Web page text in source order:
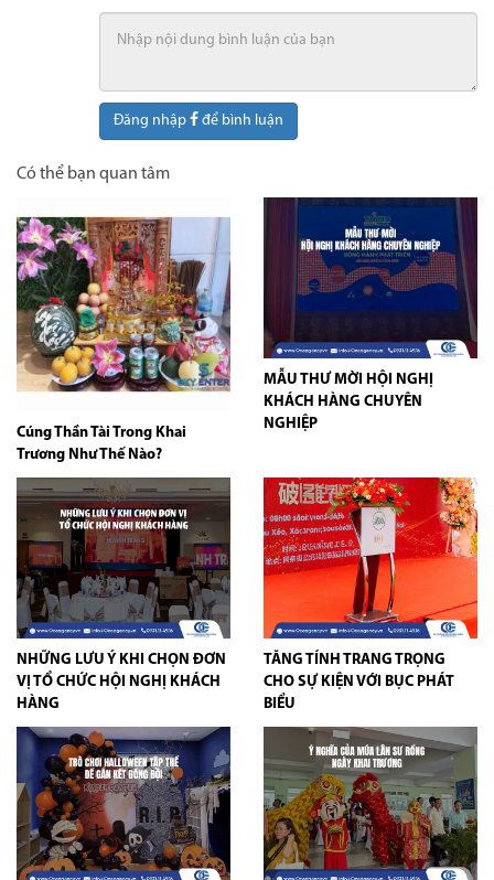
Đăng nhập để bình luận
Có thể bạn quan tâm
Cúng Thần Tài Trong Khai
Trương Như Thế Nào?
MẪU THƯ MỜI HỘI NGHỊ
KHÁCH HÀNG CHUYÊN
NGHIỆP
NHỮNG LƯU Ý KHI CHỌN ĐƠN
VỊ TỔ CHỨC HỘI NGHỊ KHÁCH
HÀNG
TĂNG TÍNH TRANG TRỌNG
CHO SỰ KIỆN VỚI BỤC PHÁT
BIỂU